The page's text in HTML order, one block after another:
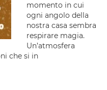
momento in cui
ogni angolo della
nostra casa sembra
respirare magia.
Un’atmosfera
che si in